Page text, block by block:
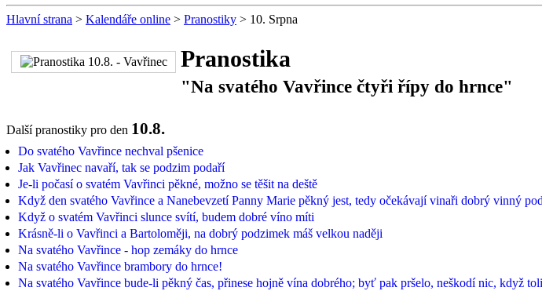
Hlavní strana > Kalendáře online > Pranostiky > 10. Srpna
Pranostika
"Na svatého Vavřince čtyři řípy do hrnce"
Další pranostiky pro den 10.8.
Do svatého Vavřince nechval pšenice
Jak Vavřinec navaří, tak se podzim podaří
Je-li počasí o svatém Vavřinci pěkné, možno se těšit na deště
Když den svatého Vavřince a Nanebevzetí Panny Marie pěkný jest, tedy očekávají vinaři dobrý vinný
Když o svatém Vavřinci slunce svítí, budem dobré víno míti
Krásně-li o Vavřinci a Bartoloměji, na dobrý podzimek máš velkou naději
Na svatého Vavřince - hop zemáky do hrnce
Na svatého Vavřince brambory do hrnce!
Na svatého Vavřince bude-li pěkný čas, přinese hojně vína dobrého; byť pak pršelo, neškodí nic, když